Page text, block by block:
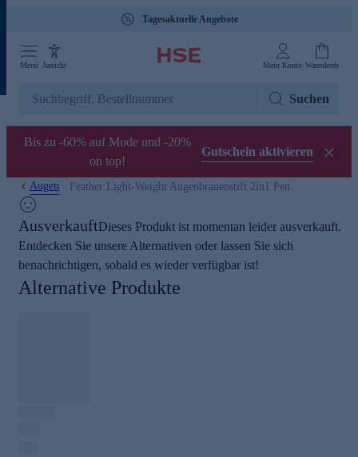
Tagesaktuelle Angebote
Menü Ansicht Mein Konto Warenkorb
Suchen
Bis zu -60% auf Mode und -20%
on top!
Gutschein aktivieren
Augen Feather Light-Weight Augenbrauenstift 2in1 Pen
AusverkauftDieses Produkt ist momentan leider ausverkauft.
Entdecken Sie unsere Alternativen oder lassen Sie sich
benachrichtigen, sobald es wieder verfügbar ist!
Alternative Produkte